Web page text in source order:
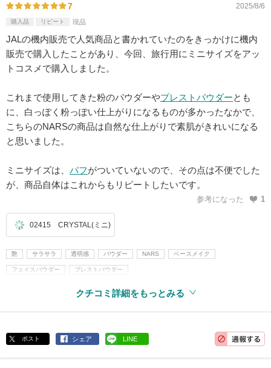
7 2025/8/6
購入品 リピート 現品
JALの機内販売で人気商品と書かれていたのをきっかけに機内
販売で購入したことがあり、今回、旅行用にミニサイズをアッ
トコスメで購入しました。
これまで使用してきた粉のパウダーやプレストパウダーとも
に、白っぽく粉っぽい仕上がりになるものが多かったなかで、
こちらのNARSの商品は自然な仕上がりで素肌がきれいになる
と思いました。
ミニサイズは、 パフがついていないので、その点は不便でした
が、商品自体はこれからもリピートしたいです。
参考になった 1
02415 CRYSTAL(ミニ)
艶 サラサラ 透明感 パウダー NARS ベースメイク
フェイスパウダー プレストパウダー
クチコミ詳細をもっとみる
ポスト シェア LINE